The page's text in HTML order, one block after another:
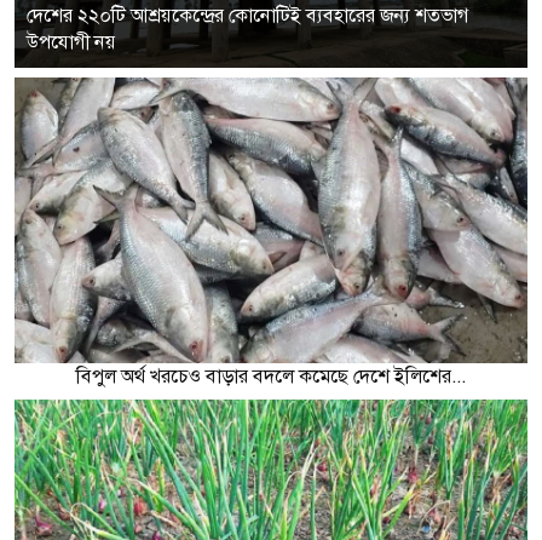
দেশের ২২০টি আশ্রয়কেন্দ্রের কোনোটিই ব্যবহারের জন্য শতভাগ
উপযোগী নয়
বিপুল অর্থ খরচেও বাড়ার বদলে কমেছে দেশে ইলিশের...